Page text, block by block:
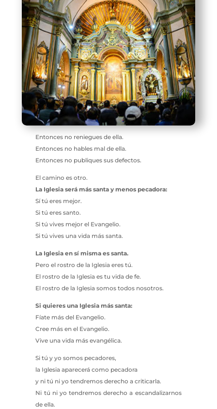
Entonces no reniegues de ella.
Entonces no hables mal de ella.
Entonces no publiques sus defectos.
El camino es otro.
La Iglesia será más santa y menos pecadora:
Sí tú eres mejor.
Si tú eres santo.
Si tú vives mejor el Evangelio.
Si tú vives una vida más santa.
La Iglesia en sí misma es santa.
Pero el rostro de la Iglesia eres tú.
El rostro de la Iglesia es tu vida de fe.
El rostro de la Iglesia somos todos nosotros.
Si quieres una Iglesia más santa:
Fíate más del Evangelio.
Cree más en el Evangelio.
Vive una vida más evangélica.
Si tú y yo somos pecadores,
la Iglesia aparecerá como pecadora
y ni tú ni yo tendremos derecho a criticarla.
Ni tú ni yo tendremos derecho a escandalizarnos
de ella.